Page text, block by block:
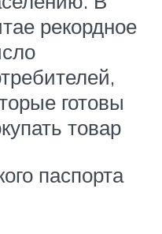
рекордное
готовы
товар
паспорта